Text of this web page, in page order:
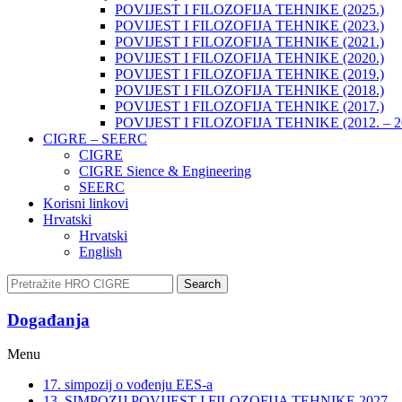
POVIJEST I FILOZOFIJA TEHNIKE (2025.)
POVIJEST I FILOZOFIJA TEHNIKE (2023.)
POVIJEST I FILOZOFIJA TEHNIKE (2021.)
POVIJEST I FILOZOFIJA TEHNIKE (2020.)
POVIJEST I FILOZOFIJA TEHNIKE (2019.)
POVIJEST I FILOZOFIJA TEHNIKE (2018.)
POVIJEST I FILOZOFIJA TEHNIKE (2017.)
POVIJEST I FILOZOFIJA TEHNIKE (2012. –
CIGRE – SEERC
CIGRE
CIGRE Sience & Engineering
SEERC
Korisni linkovi
Hrvatski
Hrvatski
English
Search
Događanja​
Menu
17. simpozij o vođenju EES-a